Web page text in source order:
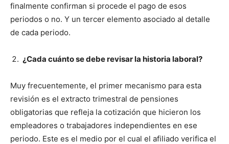
finalmente confirman si procede el pago de esos
periodos o no. Y un tercer elemento asociado al detalle
de cada periodo.
¿Cada cuánto se debe revisar la historia laboral?
Muy frecuentemente, el primer mecanismo para esta
revisión es el extracto trimestral de pensiones
obligatorias que refleja la cotización que hicieron los
empleadores o trabajadores independientes en ese
periodo. Este es el medio por el cual el afiliado verifica el